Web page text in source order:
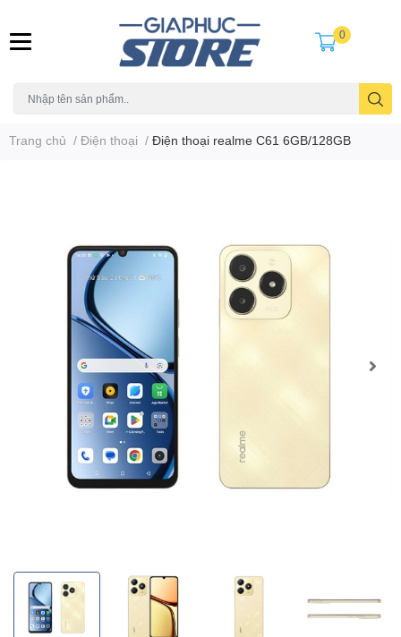
0
Trang chủ / Điện thoại / Điện thoại realme C61 6GB/128GB